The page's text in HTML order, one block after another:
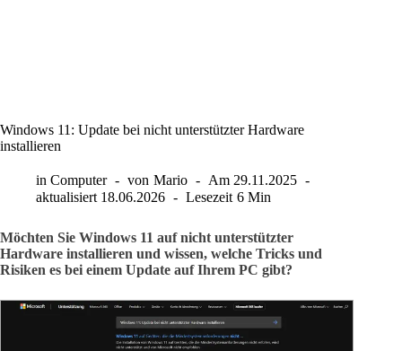
Windows 11: Update bei nicht unterstützter Hardware
installieren
in Computer von Mario Am 29.11.2025
aktualisiert 18.06.2026 Lesezeit 6 Min
Möchten Sie Windows 11 auf nicht unterstützter
Hardware installieren und wissen, welche Tricks und
Risiken es bei einem Update auf Ihrem PC gibt?